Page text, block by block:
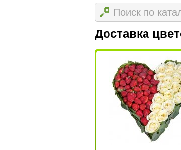
Доставка